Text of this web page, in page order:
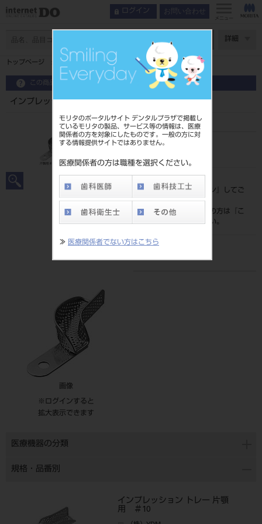
モリタのポータルサイト デンタルプラザで掲載し
ているモリタの製品、サービス等の情報は、医療
関係者の方を対象にしたものです。一般の方に対
する情報提供サイトではありません。
医療関係者の方は職種を選択ください。
≫ 医療関係者でない方はこちら
ログイン お問い合わせ
メニュー
詳細
トップページ インプレッショントレー 片顎用
この商品に関するお問い合わせ
インプレッショントレー 片顎用
品目コード
価格の確認は『ログイン
』してご
覧ください。
ネット会員登録がまだの方は『
こ
ちら』より登録ください。
メーカー
株式会社YDM
画像
※ログインすると
拡大表示できます
医療機器の分類
規格・品番別
インプレッション トレー 片顎
用 ＃10